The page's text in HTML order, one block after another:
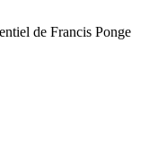
de Francis Ponge